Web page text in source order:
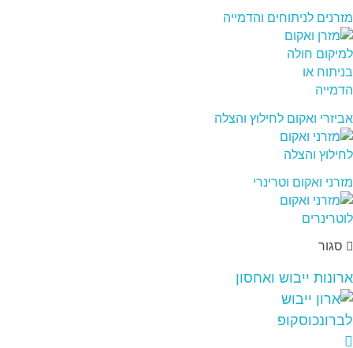
מזרנים לניתוחים והדמייה
אביזרי ואקום לחילוץ והצלה
מזרני ואקום וטרינרי
סגור
ארונות ייבוש ואחסון